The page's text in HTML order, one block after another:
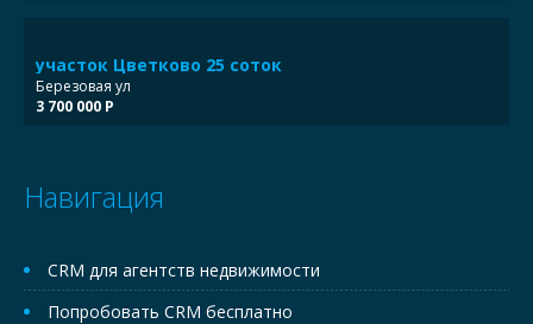
участок Цветково 25 соток
Березовая ул
3 700 000 Р
Навигация
CRM для агентств недвижимости
Попробовать CRM бесплатно